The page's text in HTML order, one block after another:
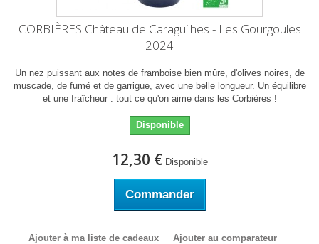
CORBIÈRES Château de Caraguilhes - Les Gourgoules
2024
Un nez puissant aux notes de framboise bien mûre, d'olives noires, de
muscade, de fumé et de garrigue, avec une belle longueur. Un équilibre
et une fraîcheur : tout ce qu'on aime dans les Corbières !
Disponible
12,30 € Disponible
Commander
Ajouter à ma liste de cadeaux Ajouter au comparateur